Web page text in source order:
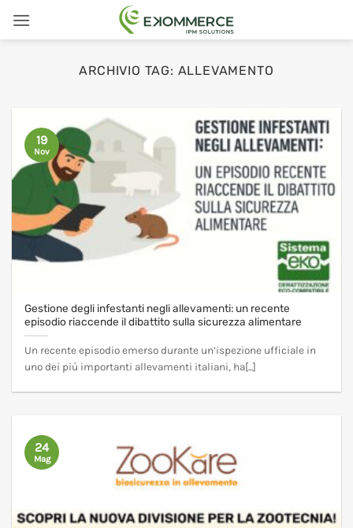
ARCHIVIO TAG: ALLEVAMENTO
Gestione degli infestanti negli allevamenti: un recente
episodio riaccende il dibattito sulla sicurezza alimentare
Un recente episodio emerso durante un’ispezione ufficiale in
uno dei più importanti allevamenti italiani, ha[...]
19
Nov
24
Mag